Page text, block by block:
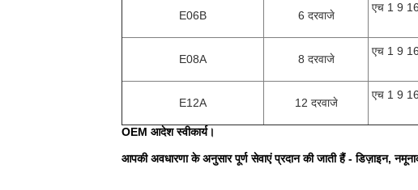
E06B 6 दरवाजे
एच 1 9
E08A 8 दरवाजे
एच 1 9
E12A 12 दरवाजे
एच 1 9
OEM आदेश स्वीकार्य।
आपकी अवधारणा के अनुसार पूर्ण सेवाएं प्रदान की जाती हैं - डिज़ाइन,